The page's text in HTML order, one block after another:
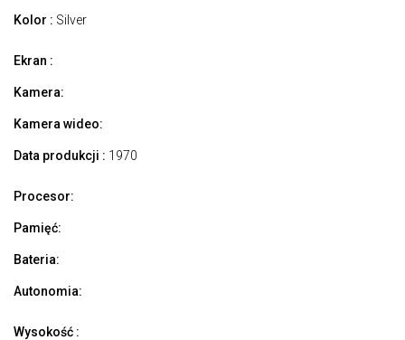
Kolor : Silver
Ekran :
Kamera:
Kamera wideo:
Data produkcji : 1970
Procesor:
Pamięć:
Bateria:
Autonomia:
Wysokość :